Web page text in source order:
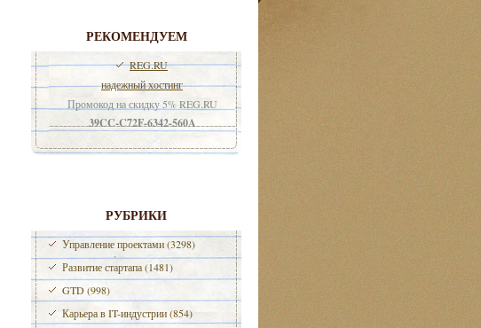
РЕКОМЕНДУЕМ
REG.RU
надежный хостинг
Промокод на скидку 5% REG.RU
39CC-C72F-6342-560A
РУБРИКИ
Управление проектами (3298)
Развитие стартапа (1481)
GTD (998)
Карьера в IT-индустрии (854)